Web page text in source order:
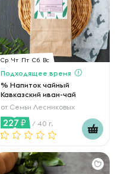
Ср Чт Пт Сб Вс
Подходящее время
% Напиток чайный
Кавказский иван-чай
от Семьи Лесниковых
227 / 40 г.